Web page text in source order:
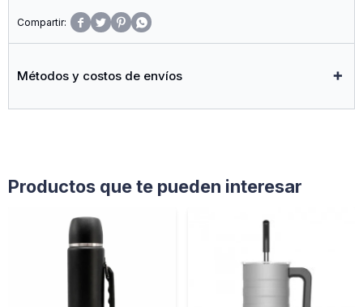
   
Métodos y costos de envíos
Productos que te pueden interesar